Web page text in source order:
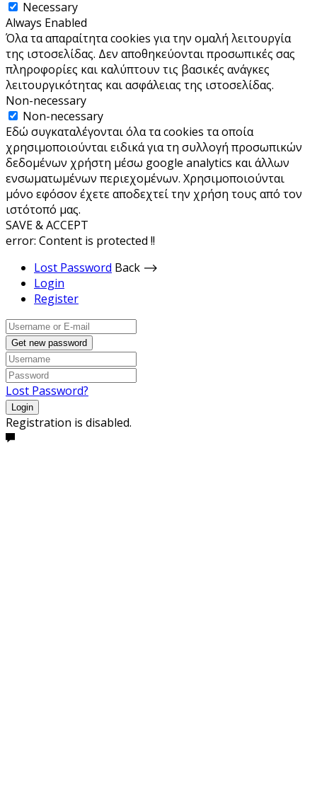
Necessary
Always Enabled
Όλα τα απαραίτητα cookies για την ομαλή λειτουργία
της ιστοσελίδας. Δεν αποθηκεύονται προσωπικές σας
πληροφορίες και καλύπτουν τις βασικές ανάγκες
λειτουργικότητας και ασφάλειας της ιστοσελίδας.
Non-necessary
Non-necessary
Εδώ συγκαταλέγονται όλα τα cookies τα οποία
χρησιμοποιούνται ειδικά για τη συλλογή προσωπικών
δεδομένων χρήστη μέσω google analytics και άλλων
ενσωματωμένων περιεχομένων. Χρησιμοποιούνται
μόνο εφόσον έχετε αποδεχτεί την χρήση τους από τον
ιστότοπό μας.
SAVE & ACCEPT
error: Content is protected !!
Lost Password Back ⟶
Login
Register
Get new password
Lost Password?
Login
Registration is disabled.